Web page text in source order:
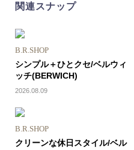
関連スナップ
B.R.SHOP
シンプル＋ひとクセ/ベルウィ
ッチ(BERWICH)
2026.08.09
B.R.SHOP
クリーンな休日スタイル/ベル